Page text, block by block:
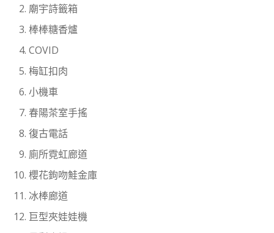
廟宇詩籤箱
棒棒糖香爐
COVID
梅缸扣肉
小機車
春陽茶室手搖
復古電話
廁所霓虹廊道
櫻花鉤吻鮭金庫
冰棒廊道
巨型夾娃娃機